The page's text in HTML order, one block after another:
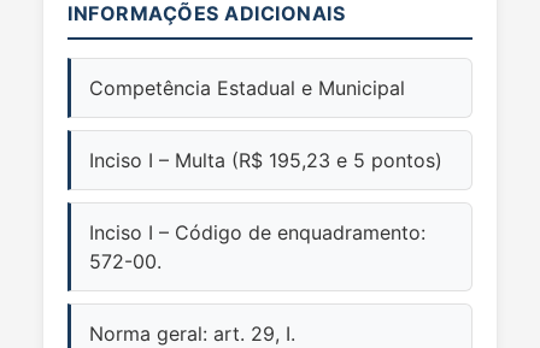
INFORMAÇÕES ADICIONAIS
Competência Estadual e Municipal
Inciso I – Multa (R$ 195,23 e 5 pontos)
Inciso I – Código de enquadramento:
572-00.
Norma geral: art. 29, I.